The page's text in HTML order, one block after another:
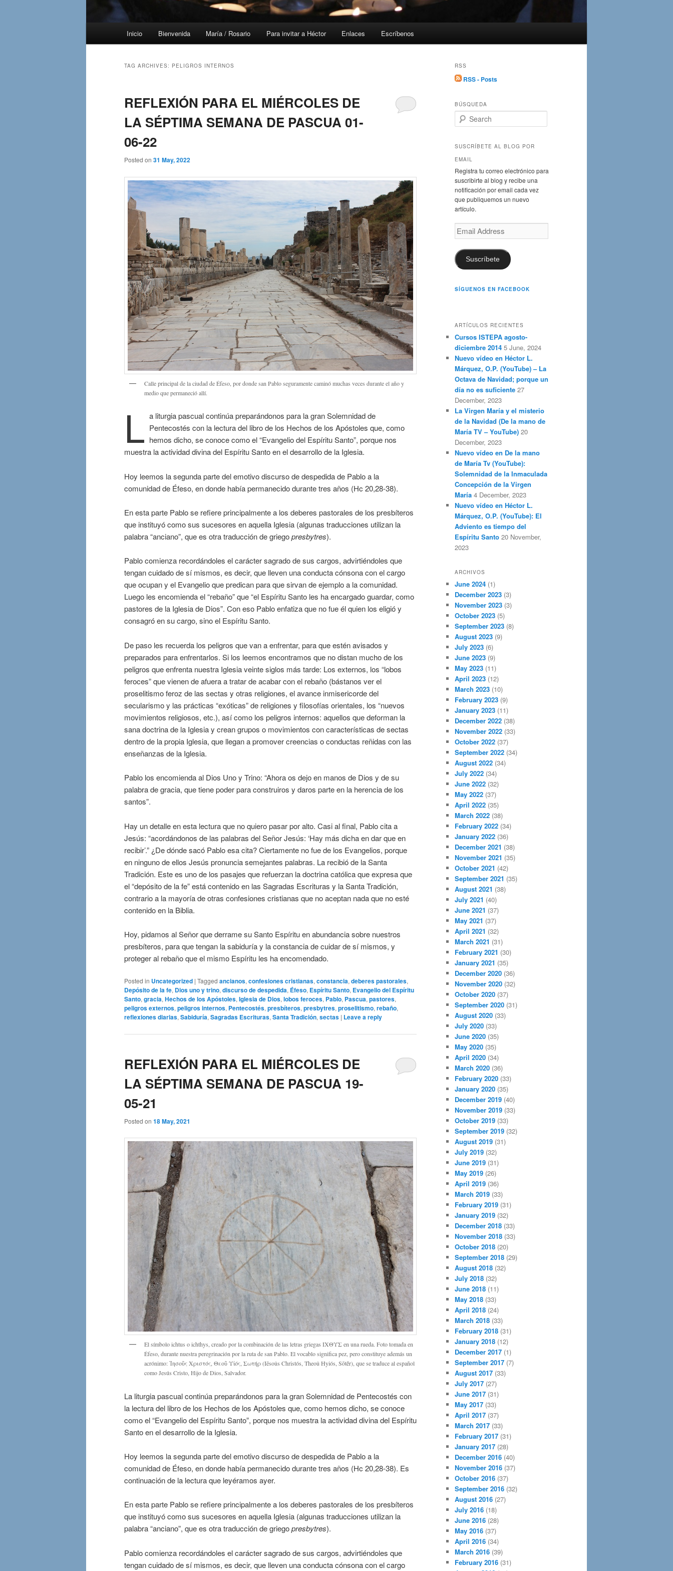
Inicio Bienvenida María / Rosario Para invitar a Héctor Enlaces Escríbenos
TAG ARCHIVES: PELIGROS INTERNOS
REFLEXIÓN PARA EL MIÉRCOLES DE
LA SÉPTIMA SEMANA DE PASCUA 01-
06-22
Posted on 31 May, 2022
Calle principal de la ciudad de Éfeso, por donde san Pablo seguramente caminó muchas veces durante el año y
medio que permaneció allí.
L a liturgia pascual continúa preparándonos para la gran Solemnidad de
Pentecostés con la lectura del libro de los Hechos de los Apóstoles que, como
hemos dicho, se conoce como el “Evangelio del Espíritu Santo”, porque nos
muestra la actividad divina del Espíritu Santo en el desarrollo de la Iglesia.
Hoy leemos la segunda parte del emotivo discurso de despedida de Pablo a la
comunidad de Éfeso, en donde había permanecido durante tres años (Hc 20,28-38).
En esta parte Pablo se refiere principalmente a los deberes pastorales de los presbíteros
que instituyó como sus sucesores en aquella Iglesia (algunas traducciones utilizan la
palabra “anciano”, que es otra traducción de griegopresbytres).
Pablo comienza recordándoles el carácter sagrado de sus cargos, advirtiéndoles que
tengan cuidado de sí mismos, es decir, que lleven una conducta cónsona con el cargo
que ocupan y el Evangelio que predican para que sirvan de ejemplo a la comunidad.
Luego les encomienda el “rebaño” que “el Espíritu Santo les ha encargado guardar, como
pastores de la Iglesia de Dios”. Con eso Pablo enfatiza que no fue él quien los eligió y
consagró en su cargo, sino el Espíritu Santo.
De paso les recuerda los peligros que van a enfrentar, para que estén avisados y
preparados para enfrentarlos. Si los leemos encontramos que no distan mucho de los
peligros que enfrenta nuestra Iglesia veinte siglos más tarde: Los externos, los “lobos
feroces” que vienen de afuera a tratar de acabar con el rebaño (bástanos ver el
proselitismo feroz de las sectas y otras religiones, el avance inmisericorde del
secularismo y las prácticas “exóticas” de religiones y filosofías orientales, los “nuevos
movimientos religiosos, etc.), así como los peligros internos: aquellos que deforman la
sana doctrina de la Iglesia y crean grupos o movimientos con características de sectas
dentro de la propia Iglesia, que llegan a promover creencias o conductas reñidas con las
enseñanzas de la Iglesia.
Pablo los encomienda al Dios Uno y Trino: “Ahora os dejo en manos de Dios y de su
palabra de gracia, que tiene poder para construiros y daros parte en la herencia de los
santos”.
Hay un detalle en esta lectura que no quiero pasar por alto. Casi al final, Pablo cita a
Jesús: “acordándonos de las palabras del Señor Jesús: ‘Hay más dicha en dar que en
recibir’.” ¿De dónde sacó Pablo esa cita? Ciertamente no fue de los Evangelios, porque
en ninguno de ellos Jesús pronuncia semejantes palabras. La recibió de la Santa
Tradición. Este es uno de los pasajes que refuerzan la doctrina católica que expresa que
el “depósito de la fe” está contenido en las Sagradas Escrituras y la Santa Tradición,
contrario a la mayoría de otras confesiones cristianas que no aceptan nada que no esté
contenido en la Biblia.
Hoy, pidamos al Señor que derrame su Santo Espíritu en abundancia sobre nuestros
presbíteros, para que tengan la sabiduría y la constancia de cuidar de sí mismos, y
proteger al rebaño que el mismo Espíritu les ha encomendado.
Posted in Uncategorized | Tagged ancianos, confesiones cristianas, constancia, deberes pastorales,
Depósito de la fe, Dios uno y trino, discurso de despedida, Éfeso, Espíritu Santo, Evangelio del Espíritu
Santo, gracia, Hechos de los Apóstoles, Iglesia de Dios, lobos feroces, Pablo, Pascua, pastores,
peligros externos, peligros internos, Pentecostés, presbíteros, presbytres, proselitismo, rebaño,
reflexiones diarias, Sabiduría, Sagradas Escrituras, Santa Tradición, sectas | Leave a reply
REFLEXIÓN PARA EL MIÉRCOLES DE
LA SÉPTIMA SEMANA DE PASCUA 19-
05-21
Posted on 18 May, 2021
El símbolo ichtus o ichthys, creado por la combinación de las letras griegas ΙΧΘΥΣ en una rueda. Foto tomada en
Éfeso, durante nuestra peregrinación por la ruta de san Pablo. El vocablo significa pez, pero constituye además un
acrónimo: Ἰησοῦς Χριστός, Θεοῦ Υἱός, Σωτήρ (Iēsoûs Christós, Theoû Hyiós, Sōtḗr), que se traduce al español
como Jesús Cristo, Hijo de Dios, Salvador.
La liturgia pascual continúa preparándonos para la gran Solemnidad de Pentecostés con
la lectura del libro de los Hechos de los Apóstoles que, como hemos dicho, se conoce
como el “Evangelio del Espíritu Santo”, porque nos muestra la actividad divina del Espíritu
Santo en el desarrollo de la Iglesia.
Hoy leemos la segunda parte del emotivo discurso de despedida de Pablo a la
comunidad de Éfeso, en donde había permanecido durante tres años (Hc 20,28-38). Es
continuación de la lectura que leyéramos ayer.
En esta parte Pablo se refiere principalmente a los deberes pastorales de los presbíteros
que instituyó como sus sucesores en aquella Iglesia (algunas traducciones utilizan la
palabra “anciano”, que es otra traducción de griegopresbytres).
Pablo comienza recordándoles el carácter sagrado de sus cargos, advirtiéndoles que
tengan cuidado de sí mismos, es decir, que lleven una conducta cónsona con el cargo
RSS
RSS - Posts
BÚSQUEDA
e
r
h
SUSCRÍBETE AL BLOG POR
EMAIL
Registra tu correo electrónico para
suscribirte al blog y recibe una
notificación por email cada vez
que publiquemos un nuevo
artículo.
Email
Address
Suscríbete
SÍGUENOS EN FACEBOOK
ARTÍCULOS RECIENTES
Cursos ISTEPA agosto-
diciembre 2014 5 June, 2024
Nuevo vídeo en Héctor L.
Márquez, O.P. (YouTube) – La
Octava de Navidad; porque un
día no es suficiente 27
December, 2023
La Virgen María y el misterio
de la Navidad (De la mano de
María TV – YouTube) 20
December, 2023
Nuevo vídeo en De la mano
de María Tv (YouTube):
Solemnidad de la Inmaculada
Concepción de la Virgen
María 4 December, 2023
Nuevo vídeo en Héctor L.
Márquez, O.P. (YouTube): El
Adviento es tiempo del
Espíritu Santo 20 November,
2023
ARCHIVOS
June 2024 (1)
December 2023 (3)
November 2023 (3)
October 2023 (5)
September 2023 (8)
August 2023 (9)
July 2023 (6)
June 2023 (9)
May 2023 (11)
April 2023 (12)
March 2023 (10)
February 2023 (9)
January 2023 (11)
December 2022 (38)
November 2022 (33)
October 2022 (37)
September 2022 (34)
August 2022 (34)
July 2022 (34)
June 2022 (32)
May 2022 (37)
April 2022 (35)
March 2022 (38)
February 2022 (34)
January 2022 (36)
December 2021 (38)
November 2021 (35)
October 2021 (42)
September 2021 (35)
August 2021 (38)
July 2021 (40)
June 2021 (37)
May 2021 (37)
April 2021 (32)
March 2021 (31)
February 2021 (30)
January 2021 (35)
December 2020 (36)
November 2020 (32)
October 2020 (37)
September 2020 (31)
August 2020 (33)
July 2020 (33)
June 2020 (35)
May 2020 (35)
April 2020 (34)
March 2020 (36)
February 2020 (33)
January 2020 (35)
December 2019 (40)
November 2019 (33)
October 2019 (33)
September 2019 (32)
August 2019 (31)
July 2019 (32)
June 2019 (31)
May 2019 (26)
April 2019 (36)
March 2019 (33)
February 2019 (31)
January 2019 (32)
December 2018 (33)
November 2018 (33)
October 2018 (20)
September 2018 (29)
August 2018 (32)
July 2018 (32)
June 2018 (11)
May 2018 (33)
April 2018 (24)
March 2018 (33)
February 2018 (31)
January 2018 (12)
December 2017 (1)
September 2017 (7)
August 2017 (33)
July 2017 (27)
June 2017 (31)
May 2017 (33)
April 2017 (37)
March 2017 (33)
February 2017 (31)
January 2017 (28)
December 2016 (40)
November 2016 (37)
October 2016 (37)
September 2016 (32)
August 2016 (27)
July 2016 (18)
June 2016 (28)
May 2016 (37)
April 2016 (34)
March 2016 (39)
February 2016 (31)